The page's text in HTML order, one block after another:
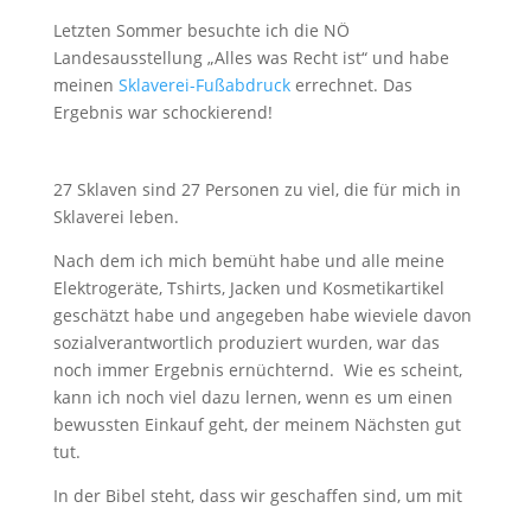
Letzten Sommer besuchte ich die NÖ
Landesausstellung „Alles was Recht ist“ und habe
meinen Sklaverei-Fußabdruckerrechnet. Das
Ergebnis war schockierend!
27 Sklaven sind 27 Personen zu viel, die für mich in
Sklaverei leben.
Nach dem ich mich bemüht habe und alle meine
Elektrogeräte, Tshirts, Jacken und Kosmetikartikel
geschätzt habe und angegeben habe wieviele davon
sozialverantwortlich produziert wurden, war das
noch immer Ergebnis ernüchternd. Wie es scheint,
kann ich noch viel dazu lernen, wenn es um einen
bewussten Einkauf geht, der meinem Nächsten gut
tut.
In der Bibel steht, dass wir geschaffen sind, um mit